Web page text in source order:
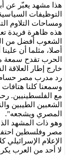
هذا مشهد يعبّر عن
التوظيفات
ومساحات التلاوم
هذه ظاهرة فريدة
الشعوب أفضل من
أصلا، مثلما أن
الحرب تقدح سمعة
خارج إطار العلاقة
رد مدرب مصر حسام
وسمعنا كلنا
مع الفلسطينيين.
الشعبين الطيبين
المصري ويشجعه".
وهو ذات المشهد
مصر وفلسطين
الإعلام
لا أحد من العرب